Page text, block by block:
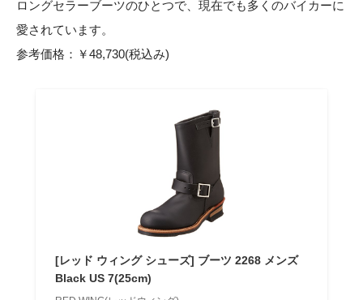
ロングセラーブーツのひとつで、現在でも多くのバイカーに
愛されています。
参考価格：￥48,730(税込み)
[レッド ウィング シューズ] ブーツ 2268 メンズ
Black US 7(25cm)